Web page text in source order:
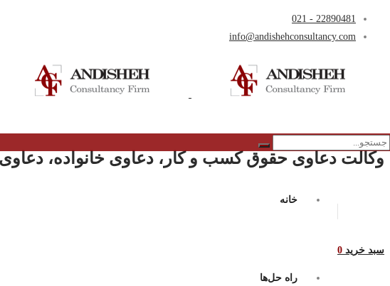
22890481 - 021
info@andishehconsultancy.com
وکالت دعاوی حقوق کسب و کار، دعاوی خانواده،
سبد خرید 0
خانه
راه حل‌ها